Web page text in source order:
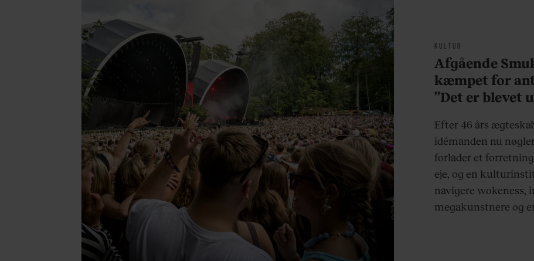
KULTUR
Afgående
kæmpet for
”Det er
Efter 46 års
idémanden nu
forlader et
eje, og en
navigere wokeness,
megakunstnere og